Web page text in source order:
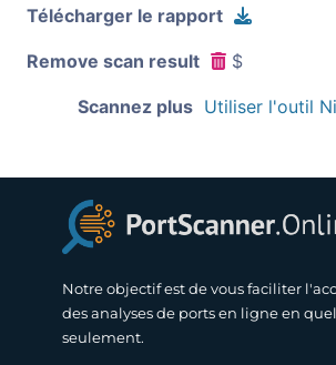
Télécharger le rapport
Remove scan result $
Scannez plus Utiliser l'outil
Notre objectif est de vous faciliter
des analyses de ports en ligne en
seulement.